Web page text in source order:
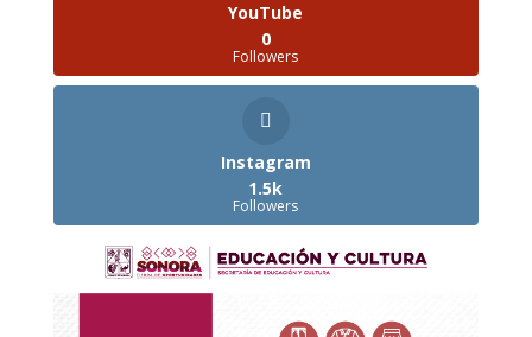
YouTube
0
Followers
Instagram
1.5k
Followers